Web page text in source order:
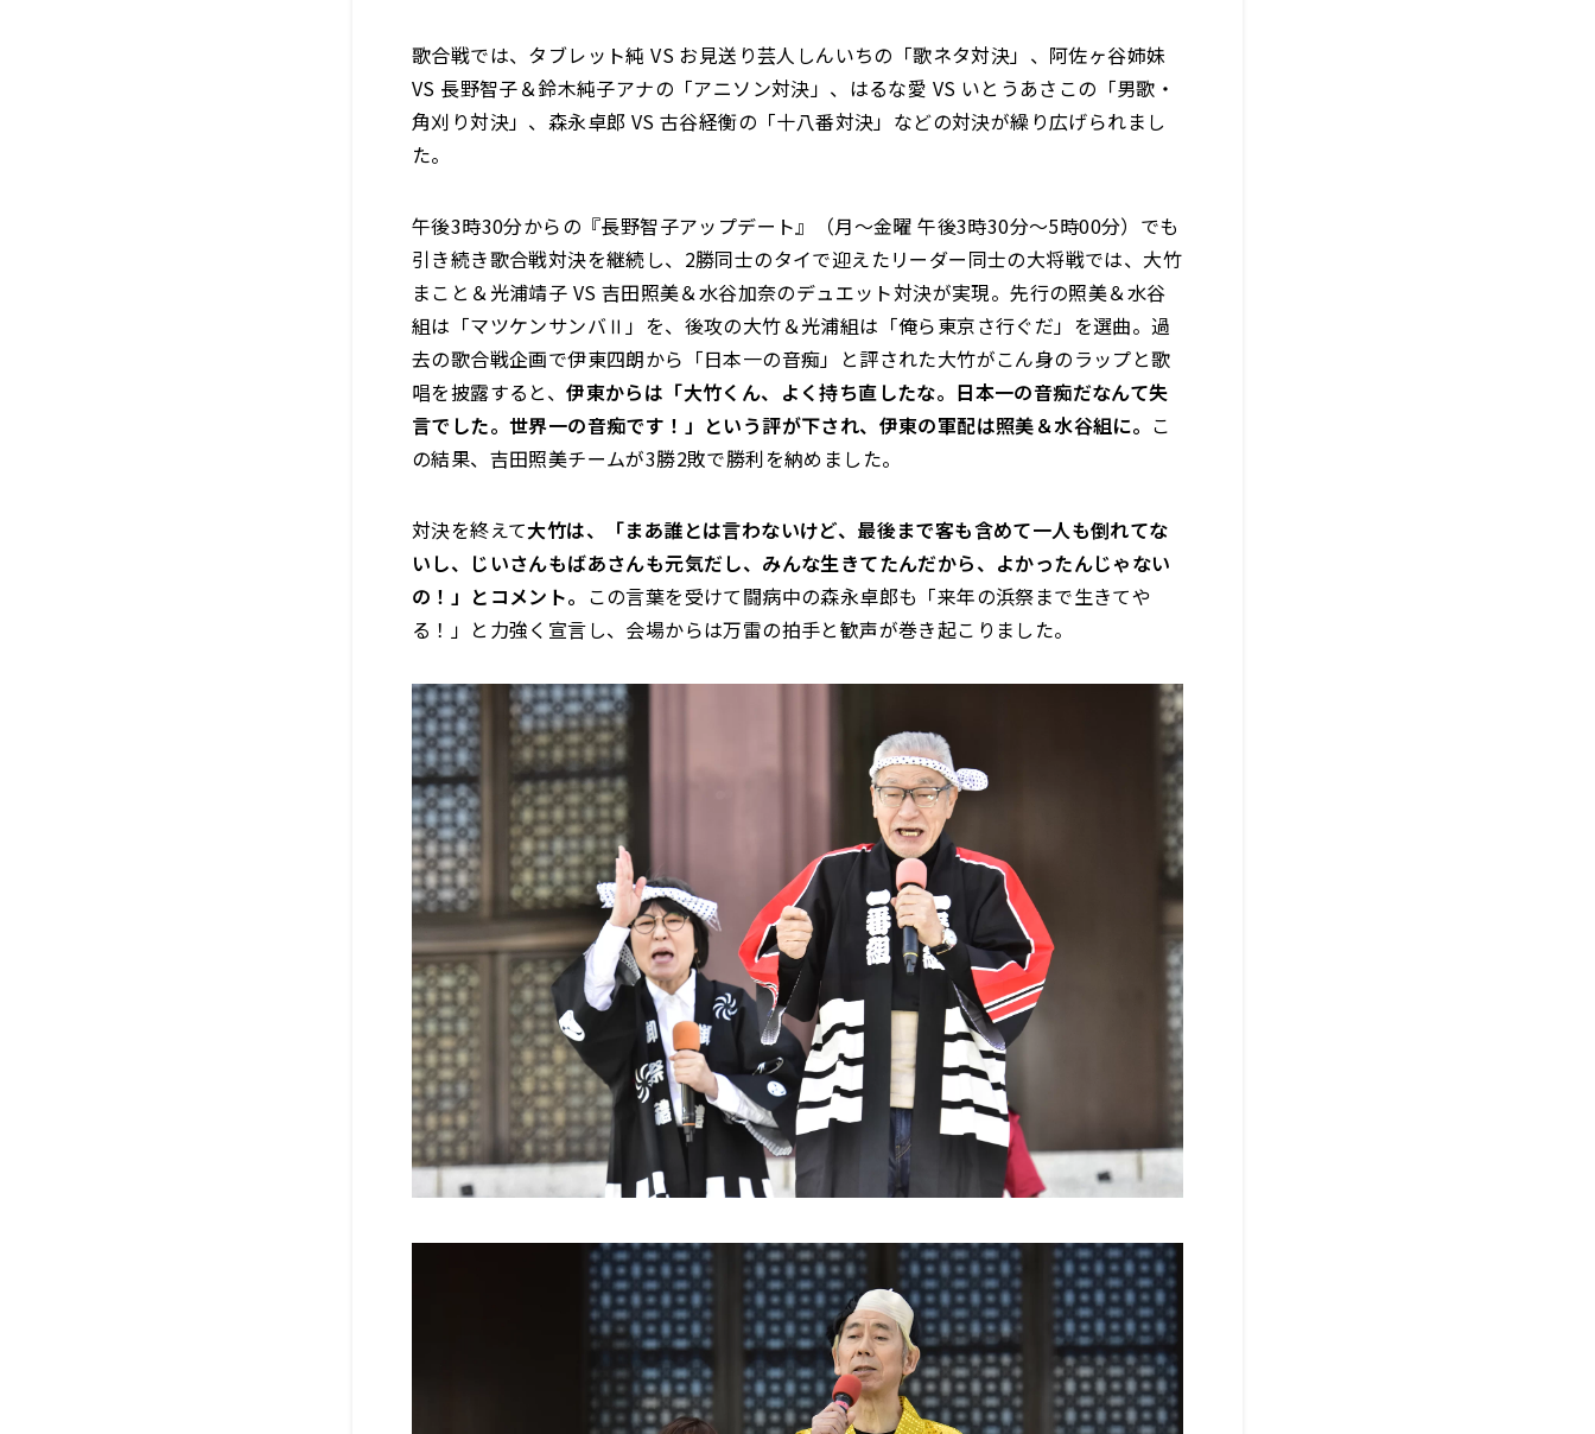
歌合戦では、タブレット純 VS お見送り芸人しんいちの「歌ネタ対決」、阿佐ヶ谷姉妹
VS 長野智子＆鈴木純子アナの「アニソン対決」、はるな愛 VS いとうあさこの「男歌・
角刈り対決」、森永卓郎 VS 古谷経衡の「十八番対決」などの対決が繰り広げられまし
た。
午後3時30分からの『長野智子アップデート』（月〜金曜 午後3時30分〜5時00分）でも
引き続き歌合戦対決を継続し、2勝同士のタイで迎えたリーダー同士の大将戦では、大竹
まこと＆光浦靖子 VS 吉田照美＆水谷加奈のデュエット対決が実現。先行の照美＆水谷
組は「マツケンサンバⅡ」を、後攻の大竹＆光浦組は「俺ら東京さ行ぐだ」を選曲。過
去の歌合戦企画で伊東四朗から「日本一の音痴」と評された大竹がこん身のラップと歌
唱を披露すると、伊東からは「大竹くん、よく持ち直したな。日本一の音痴だなんて失
言でした。世界一の音痴です！」という評が下され、伊東の軍配は照美＆水谷組に。 こ
の結果、吉田照美チームが3勝2敗で勝利を納めました。
対決を終えて大竹は、「まあ誰とは言わないけど、最後まで客も含めて一人も倒れてな
いし、じいさんもばあさんも元気だし、みんな生きてたんだから、よかったんじゃない
の！」とコメント。 この言葉を受けて闘病中の森永卓郎も「来年の浜祭まで生きてや
る！」と力強く宣言し、会場からは万雷の拍手と歓声が巻き起こりました。